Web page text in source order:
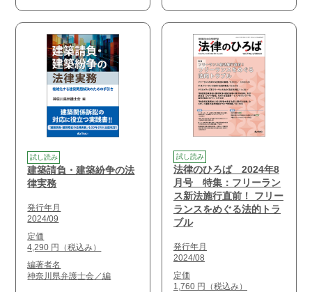
試し読み
建築請負・建築紛争の法
律実務
発行年月
2024/09
定価
4,290 円（税込み）
編著者名
神奈川県弁護士会／編
試し読み
法律のひろば 2024年8
月号 特集：フリーラン
ス新法施行直前！ フリー
ランスをめぐる法的トラ
ブル
発行年月
2024/08
定価
1,760 円（税込み）